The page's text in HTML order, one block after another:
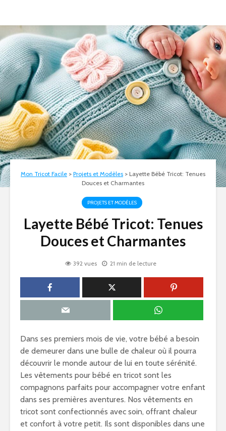
Mon Tricot Facile > Projets et Modèles > Layette Bébé Tricot: Tenues
Douces et Charmantes
PROJETS ET MODÈLES
Layette Bébé Tricot: Tenues
Douces et Charmantes
392 vues 21 min de lecture
Dans ses premiers mois de vie, votre bébé a besoin
de demeurer dans une bulle de chaleur où il pourra
découvrir le monde autour de lui en toute sérénité.
Les vêtements pour bébé en tricot sont les
compagnons parfaits pour accompagner votre enfant
dans ses premières aventures. Nos vêtements en
tricot sont confectionnés avec soin, offrant chaleur
et confort à votre petit. Ils sont disponibles dans une